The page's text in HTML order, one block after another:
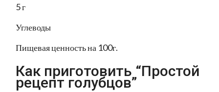
5 г
Углеводы
Пищевая ценность на 100г.
Как приготовить “Простой
рецепт голубцов”